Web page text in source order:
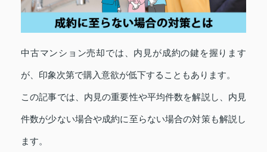
中古マンション売却では、内見が成約の鍵を握ります
が、印象次第で購入意欲が低下することもあります。
この記事では、内見の重要性や平均件数を解説し、内見
件数が少ない場合や成約に至らない場合の対策も解説し
ます。